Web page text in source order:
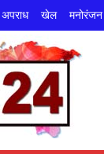
अपराध खेल मनोरंजन